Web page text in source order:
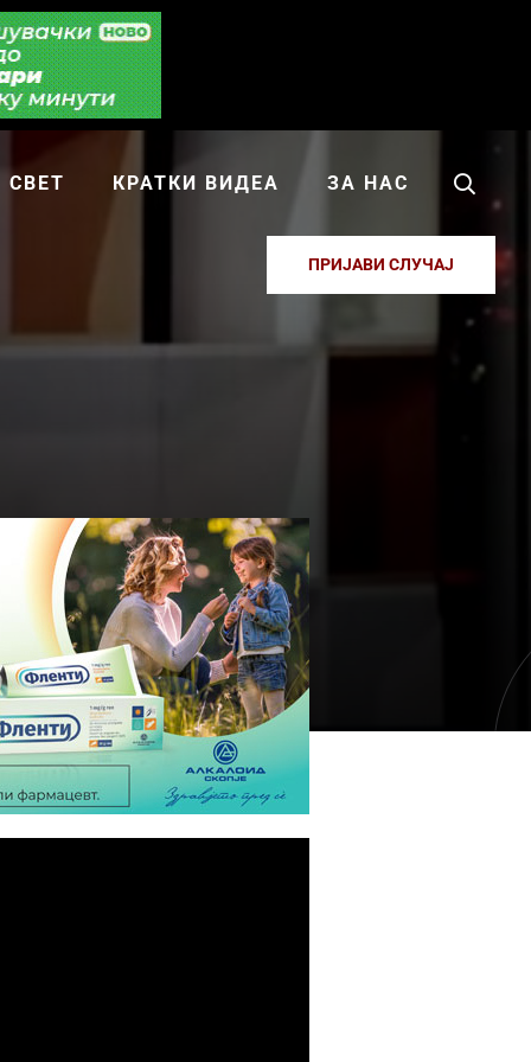
СВЕТ КРАТКИ ВИДЕА ЗА НАС
ПРИЈАВИ СЛУЧАЈ